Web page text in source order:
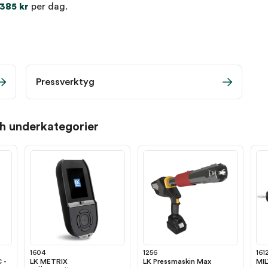
385 kr per dag.
Pressverktyg
underkategorier
-
1604
LK METRIX
1256
LK Pressmaskin Max